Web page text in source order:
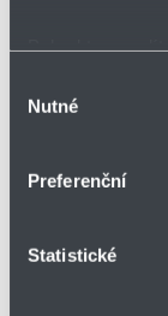
které
skenování
Zjistěte více o
Svůj souhlas
souhlasu
Nutné
Preferenční
Statistické
Info katalog
Těšíme se na